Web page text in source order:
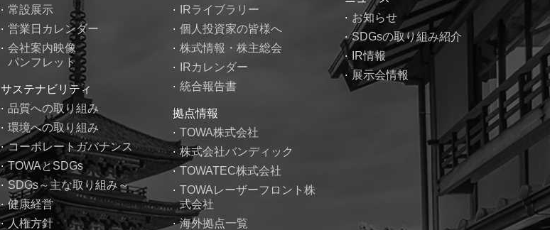
常設展示
営業日カレンダー
会社案内映像
パンフレット
サステナビリティ
品質への取り組み
環境への取り組み
コーポレートガバナンス
TOWAとSDGs
SDGs～主な取り組み～
健康経営
人権方針
IRライブラリー
個人投資家の皆様へ
株式情報・株主総会
IRカレンダー
統合報告書
拠点情報
TOWA株式会社
株式会社バンディック
TOWATEC株式会社
TOWAレーザーフロント株
式会社
海外拠点一覧
お知らせ
SDGsの取り組み紹介
IR情報
展示会情報